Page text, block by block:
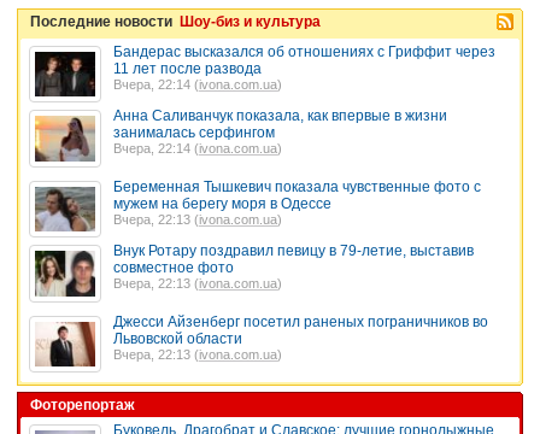
Последние новости Шоу-биз и культура
Бандерас высказался об отношениях с Гриффит через
11 лет после развода
Вчера, 22:14 (ivona.com.ua)
Анна Саливанчук показала, как впервые в жизни
занималась серфингом
Вчера, 22:14 (ivona.com.ua)
Беременная Тышкевич показала чувственные фото с
мужем на берегу моря в Одессе
Вчера, 22:13 (ivona.com.ua)
Внук Ротару поздравил певицу в 79-летие, выставив
совместное фото
Вчера, 22:13 (ivona.com.ua)
Джесси Айзенберг посетил раненых пограничников во
Львовской области
Вчера, 22:13 (ivona.com.ua)
Фоторепортаж